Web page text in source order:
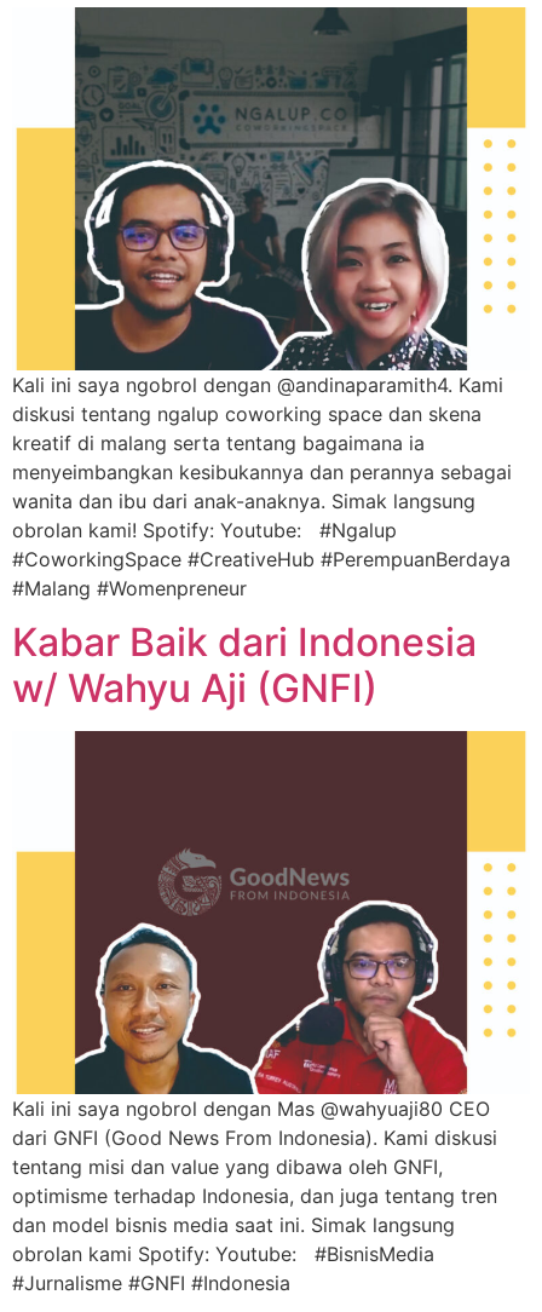
Kali ini saya ngobrol dengan @andinaparamith4. Kami
diskusi tentang ngalup coworking space dan skena
kreatif di malang serta tentang bagaimana ia
menyeimbangkan kesibukannya dan perannya sebagai
wanita dan ibu dari anak-anaknya. Simak langsung
obrolan kami! Spotify: Youtube: #Ngalup
#CoworkingSpace #CreativeHub #PerempuanBerdaya
#Malang #Womenpreneur
Kabar Baik dari Indonesia
w/ Wahyu Aji (GNFI)
Kali ini saya ngobrol dengan Mas @wahyuaji80 CEO
dari GNFI (Good News From Indonesia). Kami diskusi
tentang misi dan value yang dibawa oleh GNFI,
optimisme terhadap Indonesia, dan juga tentang tren
dan model bisnis media saat ini. Simak langsung
obrolan kami Spotify: Youtube: #BisnisMedia
#Jurnalisme #GNFI #Indonesia